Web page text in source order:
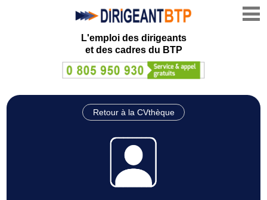
L'emploi des dirigeants
et des cadres du BTP
Retour à la CVthèque